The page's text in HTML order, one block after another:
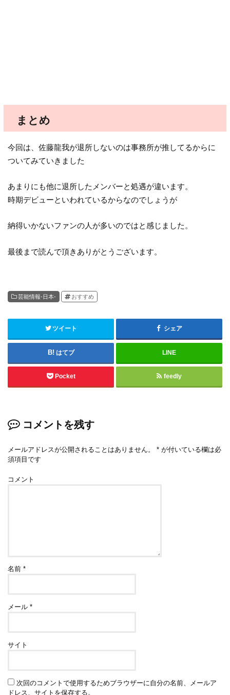
まとめ
今回は、佐藤龍我が退所しないのは事務所が推してるからに
ついてみていきました
あまりにも他に退所したメンバーと処遇が違います。
時期デビューといわれているからなのでしょうが
納得いかないファンの人が多いのではと感じました。
最後まで読んで頂きありがとうございます。
芸能情報-日本- おすすめ
ツイート シェア
はてブ LINE
Pocket feedly
コメントを残す
メールアドレスが公開されることはありません。 * が付いている欄は必
須項目です
コメント
名前*
メール*
サイト
次回のコメントで使用するためブラウザーに自分の名前、メールア
ドレス、サイトを保存する。